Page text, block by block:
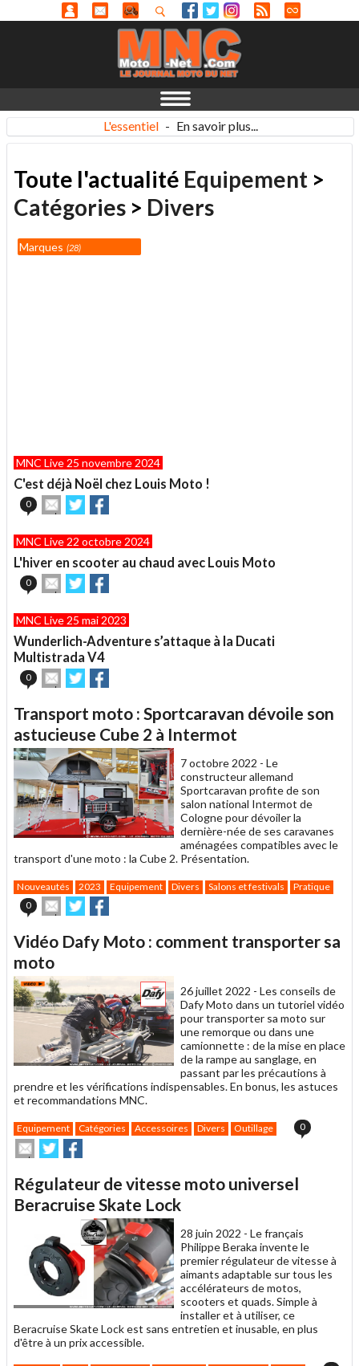
L'essentiel - En savoir plus...
Toute l'actualité Equipement >
Catégories > Divers
Marques 28
MNC Live 25 novembre 2024
C'est déjà Noël chez Louis Moto !
0
Envoyer
cet
à
ami
Partager
sur sur
MNC Live 22 octobre 2024
L'hiver en scooter au chaud avec Louis Moto
0
Envoyer
cet
à
un
ami
Partager
sur sur
MNC Live 25 mai 2023
Wunderlich-Adventure s’attaque à la Ducati
Multistrada V4
0
Envoyer
cet
à
un
ami
Partager
sur sur
Transport moto : Sportcaravan dévoile son
astucieuse Cube 2 à Intermot
7 octobre 2022 - Le
constructeur allemand
Sportcaravan profite de son
salon national Intermot de
Cologne pour dévoiler la
dernière-née de ses caravanes
aménagées compatibles avec le
transport d'une moto : la Cube 2. Présentation.
Nouveautés 2023 Equipement Divers Salons et festivals
Pratique
0
Envoyer
cet
à
un
ami
Partager
sur sur
Vidéo Dafy Moto : comment transporter sa
moto
26 juillet 2022 - Les conseils de
Dafy Moto dans un tutoriel vidéo
pour transporter sa moto sur
une remorque ou dans une
camionnette : de la mise en place
de la rampe au sanglage, en
passant par les précautions à
prendre et les vérifications indispensables. En bonus, les astuces
et recommandations MNC.
Equipement Catégories Accessoires Divers Outillage 0
Envoyer
cet
à
un
ami
Partager
sur
sur
Régulateur de vitesse moto universel
Beracruise Skate Lock
28 juin 2022 - Le français
Philippe Beraka invente le
premier régulateur de vitesse à
aimants adaptable sur tous les
accélérateurs de motos,
scooters et quads. Simple à
installer et à utiliser, ce
Beracruise Skate Lock est sans entretien et inusable, en plus
d'être à un prix accessible.